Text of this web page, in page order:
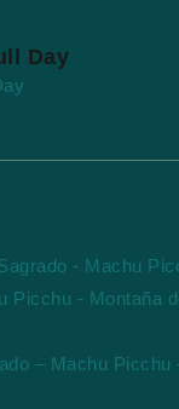
Day
- Machu
Picchu - Montaña
– Machu Picchu